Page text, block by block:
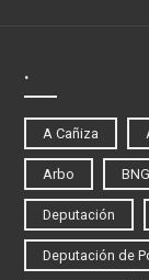
.
A Cañiza
Arbo BNG
Deputación
Deputación de